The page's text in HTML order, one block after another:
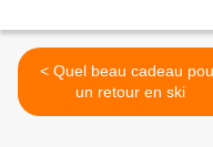
< Quel beau cadeau pour
un retour en ski